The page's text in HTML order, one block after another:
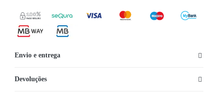
Envio e entrega
Devoluções